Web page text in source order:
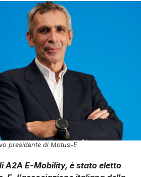
presidente di Motus-E
A2A E-Mobility, è stato eletto